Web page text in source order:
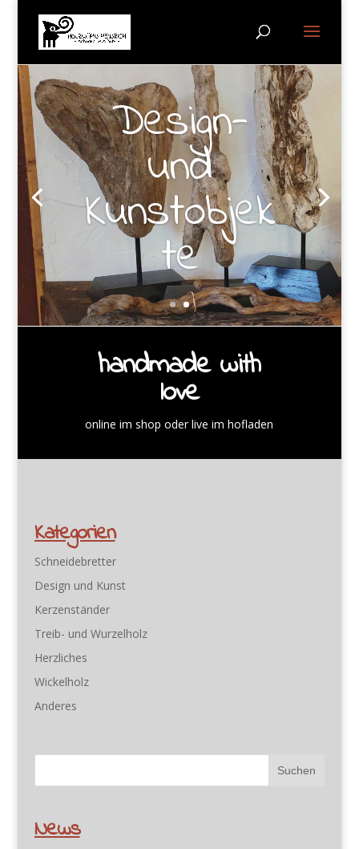
Design-
und
Kunstobjek
te
handmade with
love
online im shop oder live im hofladen
Kategorien
Schneidebretter
Design und Kunst
Kerzenständer
Treib- und Wurzelholz
Herzliches
Wickelholz
Anderes
News